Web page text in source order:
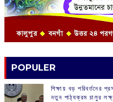
POPULER
শিক্ষায় বড় পরিবর্তনের
নতুন পাঠ্যক্রম চালুর